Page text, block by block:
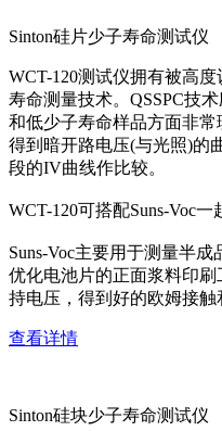
Sinton硅片少子寿命测试仪
WCT-120测试仪拥有被高
寿命测量技术。QSSPC技
和低少子寿命样品方面非常
得到暗开路电压(与光照)的
段的IV曲线作比较。
WCT-120可搭配Suns-Voc一
Suns-Voc主要用于测量半
优化电池片的正面浆料印
持电压，得到好的欧姆接触
查看详情
Sinton硅块少子寿命测试仪